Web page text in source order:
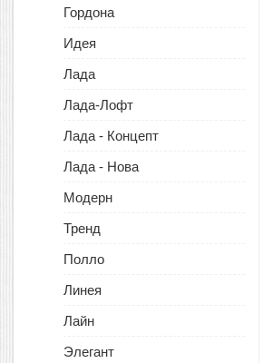
Гордона
Идея
Лада
Лада-Лофт
Лада - Концепт
Лада - Нова
Модерн
Тренд
Полло
Линея
Лайн
Элегант